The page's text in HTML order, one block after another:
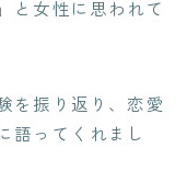
と女性に思われて
を振り返り、恋愛
語ってくれまし